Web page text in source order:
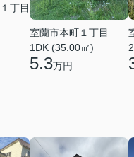
丁目
室蘭市本町１丁目
1DK (35.00㎡)
5.3万円